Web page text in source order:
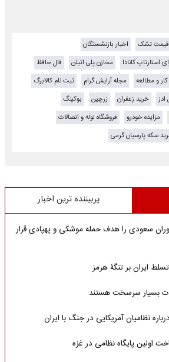
قیمت تشک
اخبار بازنشستگان
استارتاپ کانادا مخازن پلی اتیلن
فال حافظ
و مطالعه مجله آرایش گرام
ثبت نام کالابرگ
خرید زعفران زرچین
بوکینگ
مزایده خودرو
فروشگاه لوله و اتصالات
سکه پارسیان گرمی
پربیننده ترین اخبار
سعودی را هدف حمله موشکی و پهپادی قرار
ایران بر تنگۀ هرمز
بسیار سرسخت هستند
نظامیان آمریکایی در جنگ با ایران
اولین پایگاه نظامی در غزه